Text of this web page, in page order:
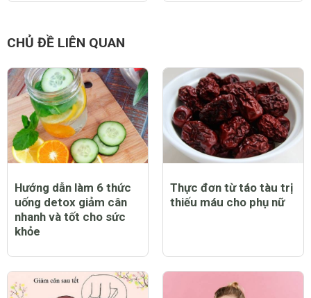
CHỦ ĐỀ LIÊN QUAN
Hướng dẫn làm 6 thức
uống detox giảm cân
nhanh và tốt cho sức
khỏe
Thực đơn từ táo tàu trị
thiếu máu cho phụ nữ